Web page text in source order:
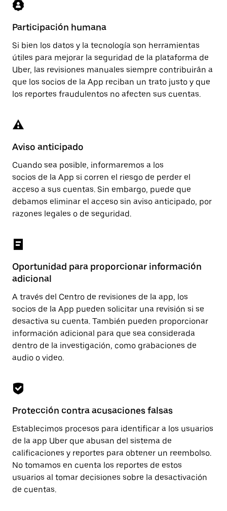
Participación humana
Si bien los datos y la tecnología son herramientas
útiles para mejorar la seguridad de la plataforma de
Uber, las revisiones manuales siempre contribuirán a
que los socios de la App reciban un trato justo y que
los reportes fraudulentos no afecten sus cuentas.
Aviso anticipado
Cuando sea posible, informaremos a los
socios de la App si corren el riesgo de perder el
acceso a sus cuentas. Sin embargo, puede que
debamos eliminar el acceso sin aviso anticipado, por
razones legales o de seguridad.
Oportunidad para proporcionar información
adicional
A través del Centro de revisiones de la app, los
socios de la App pueden solicitar una revisión si se
desactiva su cuenta. También pueden proporcionar
información adicional para que sea considerada
dentro de la investigación, como grabaciones de
audio o video.
Protección contra acusaciones falsas
Establecimos procesos para identificar a los usuarios
de la app Uber que abusan del sistema de
calificaciones y reportes para obtener un reembolso.
No tomamos en cuenta los reportes de estos
usuarios al tomar decisiones sobre la desactivación
de cuentas.